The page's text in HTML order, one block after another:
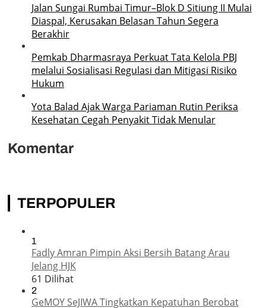
Jalan Sungai Rumbai Timur–Blok D Sitiung II Mulai
Diaspal, Kerusakan Belasan Tahun Segera
Berakhir
Pemkab Dharmasraya Perkuat Tata Kelola PBJ
melalui Sosialisasi Regulasi dan Mitigasi Risiko
Hukum
Yota Balad Ajak Warga Pariaman Rutin Periksa
Kesehatan Cegah Penyakit Tidak Menular
Komentar
TERPOPULER
1
Fadly Amran Pimpin Aksi Bersih Batang Arau
Jelang HJK
61 Dilihat
2
GeMOY SeJIWA Tingkatkan Kepatuhan Berobat